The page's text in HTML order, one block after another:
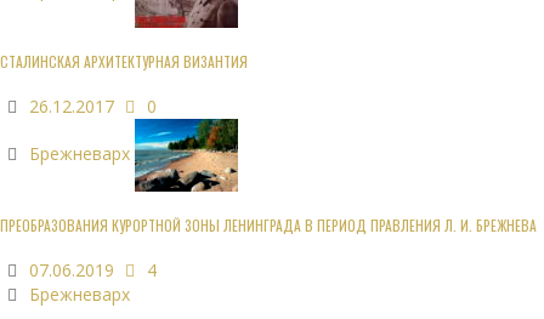
СТАЛИНСКАЯ АРХИТЕКТУРНАЯ ВИЗАНТИЯ
26.12.2017 0
Брежневарх
ПРЕОБРАЗОВАНИЯ КУРОРТНОЙ ЗОНЫ ЛЕНИНГРАДА В ПЕРИОД ПРАВЛЕНИЯ Л. И. БРЕЖНЕВА
07.06.2019
4
Брежневарх